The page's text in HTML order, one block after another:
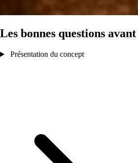
Les bonnes questions
Présentation du concept